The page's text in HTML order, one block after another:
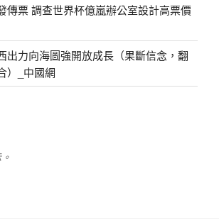
傳票 調查世界杯億嵐辦公室設計高票價
出力向海圖強開放成長（果斷信念，翻
）_中國網